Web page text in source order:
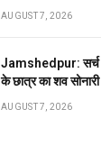
AUGUST 7, 2026
Jamshedpur: सर्च
के छात्र का शव सोनारी
AUGUST 7, 2026